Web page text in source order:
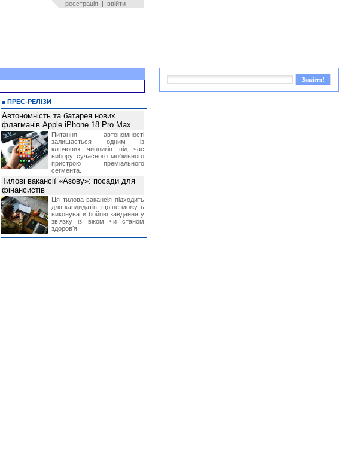
реєстрація | ввійти
ПРЕС-РЕЛІЗИ
Автономність та батарея нових
флагманів Apple iPhone 18 Pro Max
Питання автономності
залишається одним із
ключових чинників під час
вибору сучасного мобільного
пристрою преміального
сегмента.
Тилові вакансії «Азову»: посади для
фінансистів
Ця тилова вакансія підходить
для кандидатів, що не можуть
виконувати бойові завдання у
звʼязку із віком чи станом
здоровʼя.